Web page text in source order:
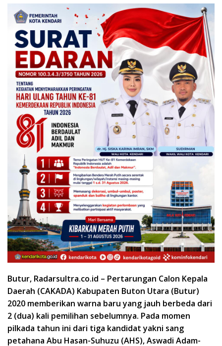
Butur, Radarsultra.co.id – Pertarungan Calon Kepala
Daerah (CAKADA) Kabupaten Buton Utara (Butur)
2020 memberikan warna baru yang jauh berbeda dari
2 (dua) kali pemilihan sebelumnya. Pada momen
pilkada tahun ini dari tiga kandidat yakni sang
petahana Abu Hasan-Suhuzu (AHS), Aswadi Adam-